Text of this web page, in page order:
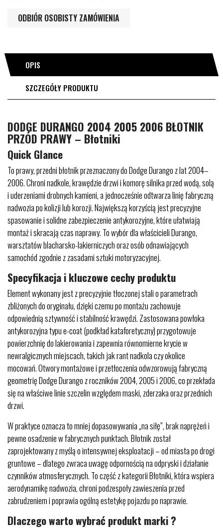
ODBIÓR OSOBISTY ZAMÓWIENIA
OPIS
SZCZEGÓŁY PRODUKTU
DODGE DURANGO 2004 2005 2006 BŁOTNIK
PRZÓD PRAWY – Błotniki
Quick Glance
To prawy, przedni błotnik przeznaczony do Dodge Durango z lat 2004–
2006. Chroni nadkole, krawędzie drzwi i komorę silnika przed wodą, solą
i uderzeniami drobnych kamieni, a jednocześnie odtwarza linię fabryczną
nadwozia po kolizji lub korozji. Największą korzyścią jest precyzyjne
spasowanie i solidne zabezpieczenie antykorozyjne, które ułatwiają
montaż i skracają czas naprawy. To wybór dla właścicieli Durango,
warsztatów blacharsko-lakierniczych oraz osób odnawiających
samochód zgodnie z zasadami sztuki motoryzacyjnej.
Specyfikacja i kluczowe cechy produktu
Element wykonany jest z precyzyjnie tłoczonej stali o parametrach
zbliżonych do oryginału, dzięki czemu po montażu zachowuje
odpowiednią sztywność i stabilność krawędzi. Zastosowana powłoka
antykorozyjna typu e-coat (podkład kataforetyczny) przygotowuje
powierzchnię do lakierowania i zapewnia równomierne krycie w
newralgicznych miejscach, takich jak rant nadkola czy okolice
mocowań. Otwory montażowe i przetłoczenia odwzorowują fabryczną
geometrię Dodge Durango z roczników 2004, 2005 i 2006, co przekłada
się na właściwe linie szczelin względem maski, zderzaka oraz przednich
drzwi.
W praktyce oznacza to mniej dopasowywania „na siłę”, brak naprężeń i
pewne osadzenie w fabrycznych punktach. Błotnik został
zaprojektowany z myślą o intensywnej eksploatacji – od miasta po drogi
gruntowe – dlatego zwraca uwagę odpornością na odpryski i działanie
czynników atmosferycznych. To część z kategorii Błotniki, która wspiera
aerodynamikę nadwozia, chroni podzespoły zawieszenia przed
zabrudzeniem i poprawia ogólną estetykę pojazdu po naprawie.
Dlaczego warto wybrać produkt marki ?